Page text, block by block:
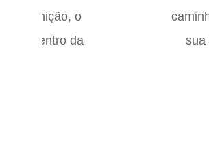
definição, o
do centro da
sua